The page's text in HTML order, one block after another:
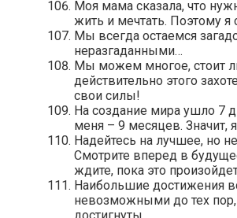
Моя мама сказала, что
жить и мечтать. Поэтому я
Мы всегда остаемся
неразгаданными…
Мы можем многое, стоит
действительно этого
свои силы!
На создание мира ушло 7
меня – 9 месяцев. Значит,
Надейтесь на лучшее, но
Смотрите вперед в
ждите, пока это
Наибольшие достижения
невозможными до тех пор,